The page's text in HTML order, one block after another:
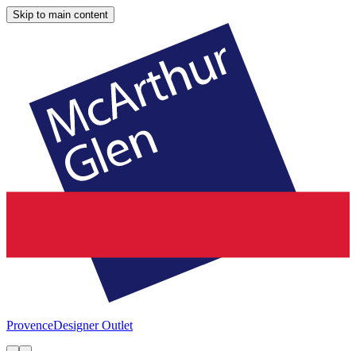
Skip to main content
ProvenceDesigner Outlet